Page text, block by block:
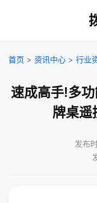
首页 > 资讯中心 > 行业
速成高手!多
牌桌遥
发布